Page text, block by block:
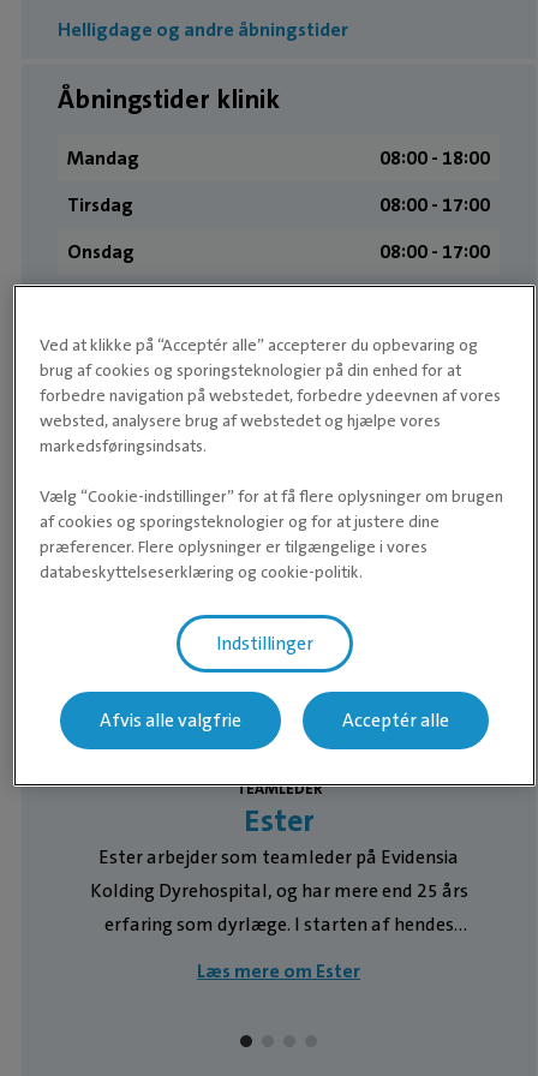
Helligdage og andre åbningstider
Åbningstider klinik
Mandag
08:00 ­- 18:00
Tirsdag
08:00 ­- 17:00
Onsdag
08:00 ­- 17:00
Fredag
08:00 ­- 17:00
Lørdag
09:00 ­- 13:00
Søndag
Medarbejdere
TEAMLEDER
Ester
Ester arbejder som teamleder på Evidensia
Kolding Dyrehospital, og har mere end 25 års
erfaring som dyrlæge. I starten af hendes
Læs mere om Ester
Ved at klikke på “Acceptér alle” accepterer du opbevaring og
brug af cookies og sporingsteknologier på din enhed for at
forbedre navigation på webstedet, forbedre ydeevnen af vores
websted, analysere brug af webstedet og hjælpe vores
markedsføringsindsats.
Vælg “Cookie-indstillinger” for at få flere oplysninger om brugen
af cookies og sporingsteknologier og for at justere dine
præferencer. Flere oplysninger er tilgængelige i vores
databeskyttelseserklæring og cookie-politik.
Indstillinger
Afvis alle valgfrie Acceptér alle